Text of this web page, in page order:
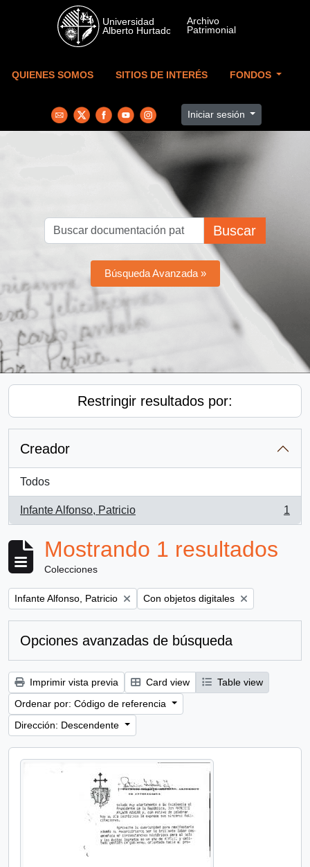
Skip to main content
QUIENES SOMOS SITIOS DE INTERÉS FONDOS
Iniciar sesión
Buscar
Búsqueda Avanzada »
Restringir resultados por:
Creador
Todos
Infante Alfonso, Patricio
, 1 resultados
1
Mostrando 1 resultados
Colecciones
Remove filter:
Infante Alfonso, Patricio Remove filter:
Con objetos digitales
Opciones avanzadas de búsqueda
Imprimir vista previa Card view
Table view
Ordenar por: Código de referencia
Dirección: Descendente